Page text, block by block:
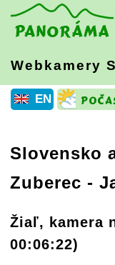
Webkamery
EN
Slovensko
Zuberec -
Žiaľ, kamera
00:06:22)